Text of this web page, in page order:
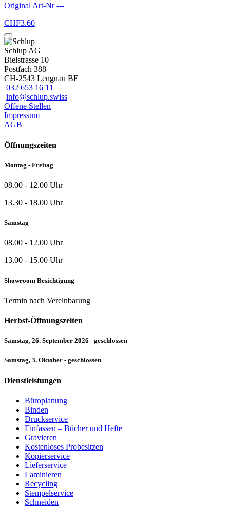
Original Art-Nr---
CHF3.60
Schlup AG
Bielstrasse 10
Postfach 388
CH-2543 Lengnau BE
032 653 16 11
info@schlup.swiss
Offene Stellen
Impressum
AGB
Öffnungszeiten
Montag - Freitag
08.00 - 12.00 Uhr
13.30 - 18.00 Uhr
Samstag
08.00 - 12.00 Uhr
13.00 - 15.00 Uhr
Showroom Besichtigung
Termin nach Vereinbarung
Herbst-Öffnungszeiten
Samstag, 26. September 2026 - geschlossen
Samstag, 3. Oktober - geschlossen
Dienstleistungen
Büroplanung
Binden
Druckservice
Einfassen – Bücher und Hefte
Gravieren
Kostenloses Probesitzen
Kopierservice
Lieferservice
Laminieren
Recycling
Stempelservice
Schneiden